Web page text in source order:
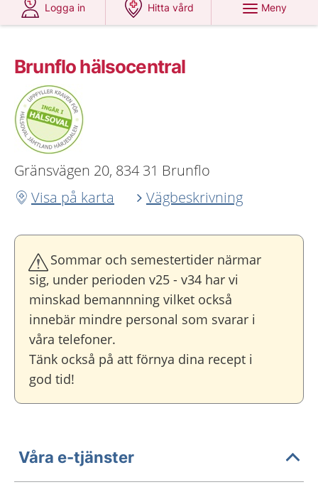
Logga in
Hitta vård
Meny
Brunflo hälsocentral
Gränsvägen 20, 834 31 Brunflo
Visa på karta
Vägbeskrivning
Sommar och semestertider närmar
sig, under perioden v25 - v34 har vi
minskad bemannning vilket också
innebär mindre personal som svarar i
våra telefoner.
Tänk också på att förnya dina recept i
god tid!
Våra e-tjänster